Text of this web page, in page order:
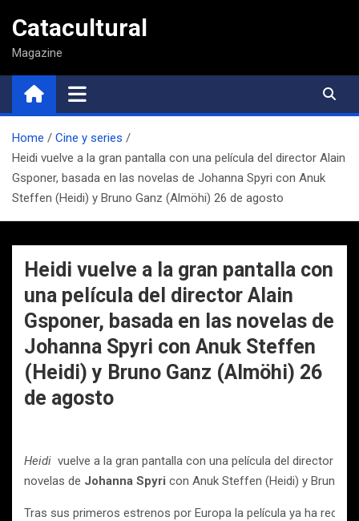
contenido
Catacultural
Magazine
Home
Cine y series
Heidi vuelve a la gran pantalla con una película del director Alain
Gsponer, basada en las novelas de Johanna Spyri con Anuk
Steffen (Heidi) y Bruno Ganz (Almöhi) 26 de agosto
Heidi vuelve a la gran pantalla con
una película del director Alain
Gsponer, basada en las novelas de
Johanna Spyri con Anuk Steffen
(Heidi) y Bruno Ganz (Almöhi) 26
de agosto
Heidi vuelve a la gran pantalla con una película del director
novelas de Johanna Spyri con Anuk Steffen (Heidi) y Bruno
Tras sus primeros estrenos por Europa la película ya ha